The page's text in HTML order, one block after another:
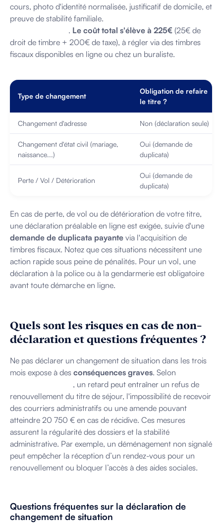
cours, photo d'identité normalisée, justificatif de domicile, et
preuve de stabilité familiale.
. Le coût total s'élève à 225€ (25€ de
droit de timbre + 200€ de taxe), à régler via des timbres
fiscaux disponibles en ligne ou chez un buraliste.
Type de changement
Obligation de refaire
le titre ?
Changement d'adresse Non (déclaration seule)
Changement d'état civil (mariage,
naissance...)
Oui (demande de
duplicata)
Perte / Vol / Détérioration
Oui (demande de
duplicata)
En cas de perte, de vol ou de détérioration de votre titre,
une déclaration préalable en ligne est exigée, suivie d'une
demande de duplicata payante via l'acquisition de
timbres fiscaux. Notez que ces situations nécessitent une
action rapide sous peine de pénalités. Pour un vol, une
déclaration à la police ou à la gendarmerie est obligatoire
avant toute démarche en ligne.
Quels sont les risques en cas de non-
déclaration et questions fréquentes ?
Ne pas déclarer un changement de situation dans les trois
mois expose à des conséquences graves. Selon
, un retard peut entraîner un refus de
renouvellement du titre de séjour, l'impossibilité de recevoir
des courriers administratifs ou une amende pouvant
atteindre 20 750 € en cas de récidive. Ces mesures
assurent la régularité des dossiers et la stabilité
administrative. Par exemple, un déménagement non signalé
peut empêcher la réception d’un rendez-vous pour un
renouvellement ou bloquer l’accès à des aides sociales.
Questions fréquentes sur la déclaration de
changement de situation